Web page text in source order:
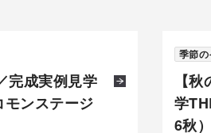
完成実例見学
ンステージ
【
学
6秋
季節